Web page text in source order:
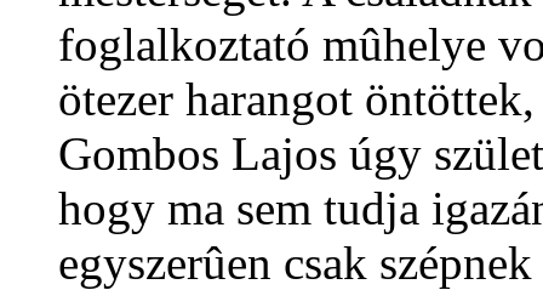
foglalkoztató mûhelye
ötezer harangot
Gombos Lajos úgy
hogy ma sem tudja
egyszerûen csak